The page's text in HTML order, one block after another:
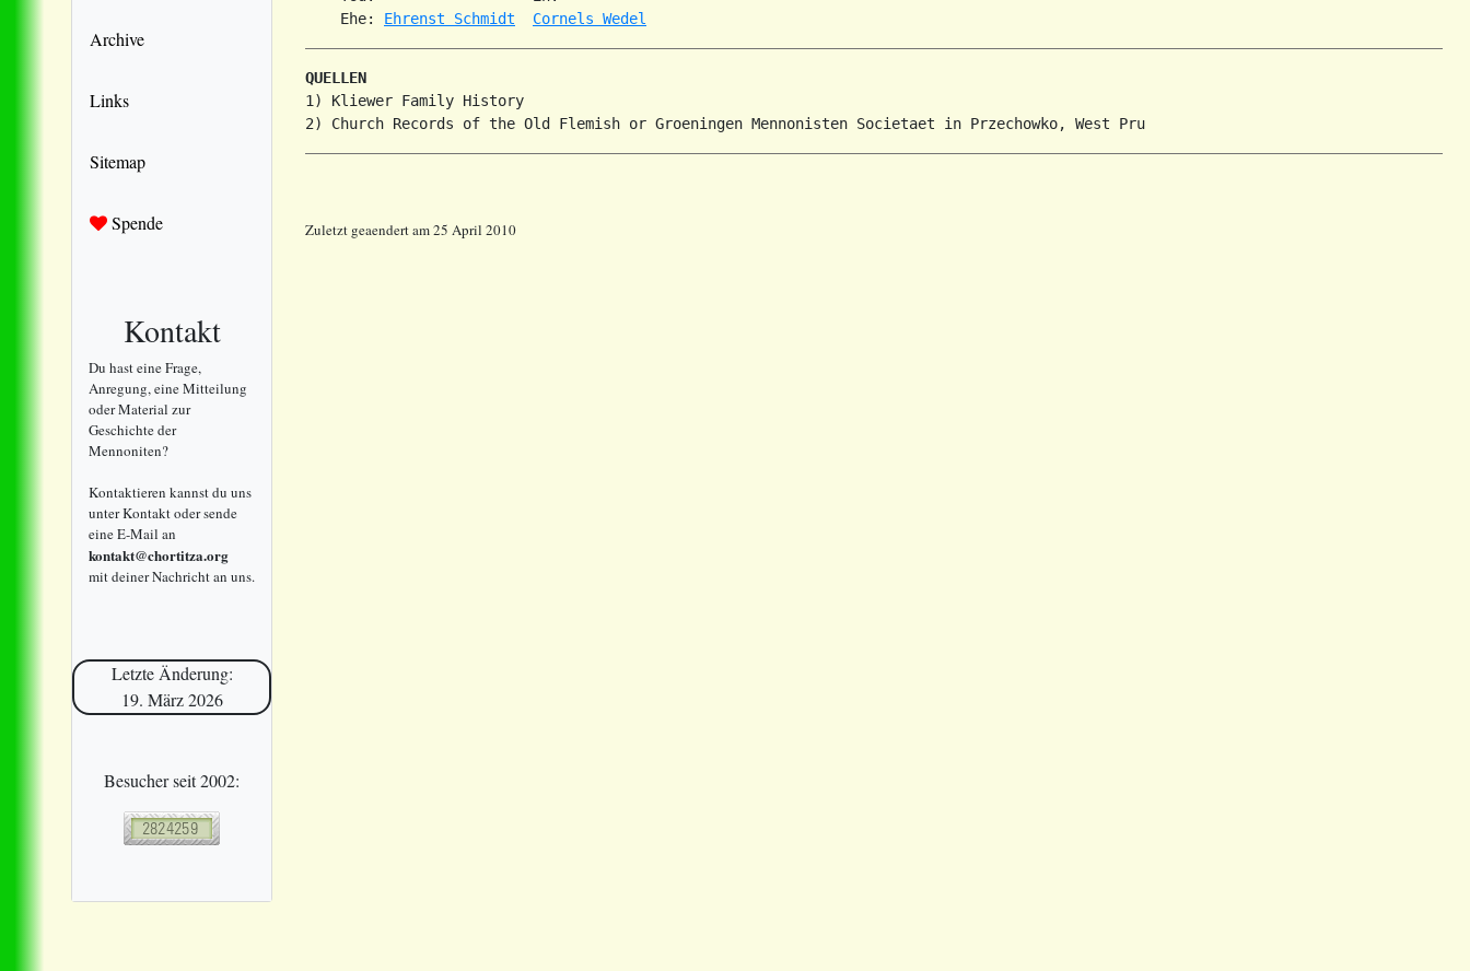
Archive
Links
Sitemap
Spende
Kontakt
Du hast eine Frage,
Anregung, eine Mitteilung
oder Material zur
Geschichte der
Mennoniten?
Kontaktieren kannst du uns
unter Kontakt oder sende
eine E-Mail an
kontakt@chortitza.org
mit deiner Nachricht an uns.
Letzte Änderung:
19. März 2026
Besucher seit 2002:
    Ehe:
Ehrenst Schmidt Cornels Wedel
QUELLEN
1) Kliewer Family History
Zuletzt geaendert am 25 April 2010